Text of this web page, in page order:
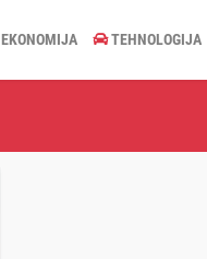
EKONOMIJA TEHNOLOGIJA